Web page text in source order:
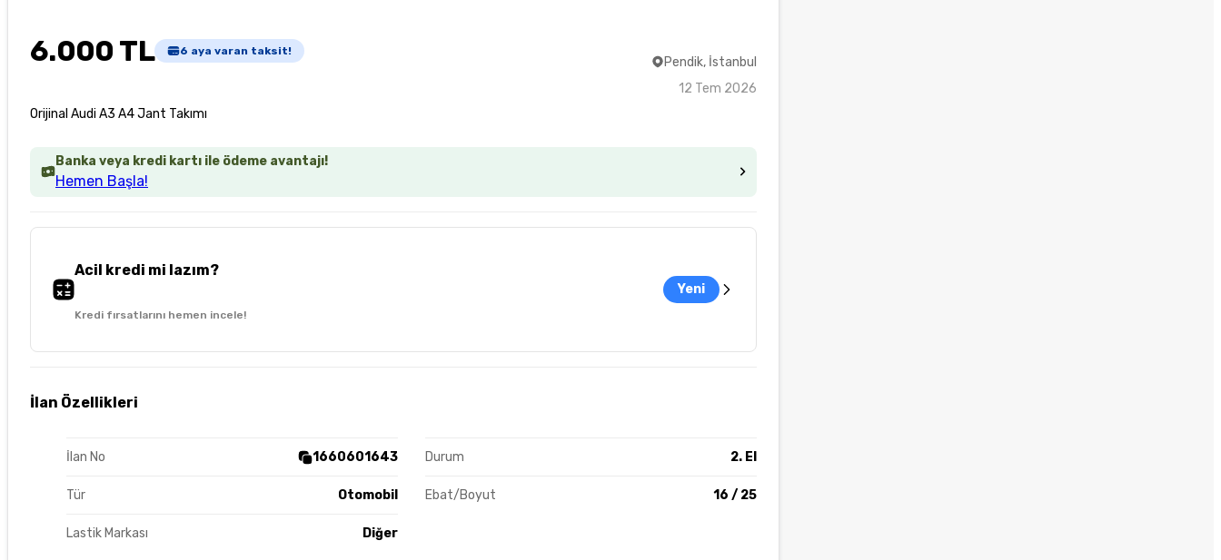
6.000 TL 6 aya varan taksit!
Orijinal Audi A3 A4 Jant Takımı
Pendik, İstanbul
12 Tem 2026
Banka veya kredi kartı ile ödeme avantajı!
Hemen Başla!
Acil kredi mi lazım?
Kredi fırsatlarını hemen incele!
Yeni
İlan Özellikleri
İlan No 1660601643 Durum 2. El
Tür Otomobil Ebat/Boyut 16 / 25
Lastik Markası Diğer